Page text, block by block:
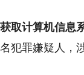
取计算机信息
犯罪嫌疑人，